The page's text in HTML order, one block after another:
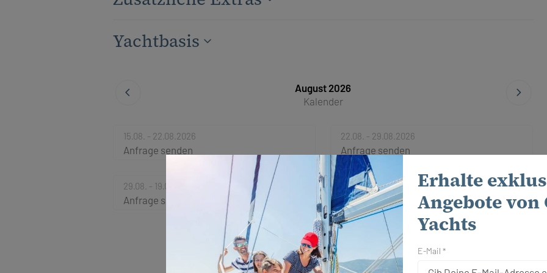
Yachtbasis
August 2026
Kalender
15.08. - 22.08.2026
Anfrage senden
22.08. - 29.08.2026
Anfrage senden
29.08. - 19.09.2026
Anfrage senden
Erhalte
Angebote von
Yachts
E-Mail *